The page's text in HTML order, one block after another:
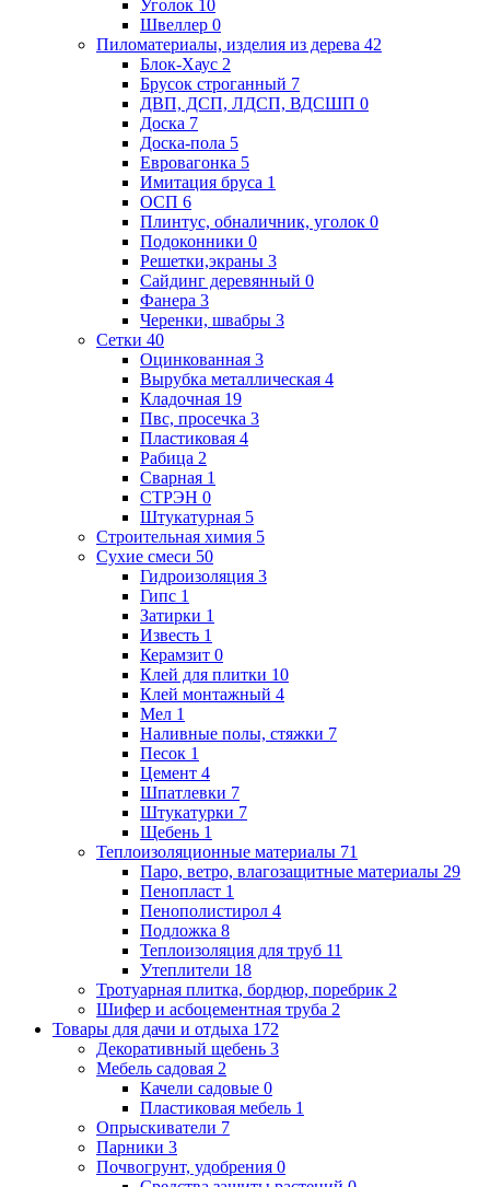
Уголок 10
Швеллер 0
Пиломатериалы, изделия из дерева 42
Блок-Хаус 2
Брусок строганный 7
ДВП, ДСП, ЛДСП, ВДСШП 0
Доска 7
Доска-пола 5
Евровагонка 5
Имитация бруса 1
ОСП 6
Плинтус, обналичник, уголок 0
Подоконники 0
Решетки,экраны 3
Сайдинг деревянный 0
Фанера 3
Черенки, швабры 3
Сетки 40
Оцинкованная 3
Вырубка металлическая 4
Кладочная 19
Пвс, просечка 3
Пластиковая 4
Рабица 2
Сварная 1
СТРЭН 0
Штукатурная 5
Строительная химия 5
Сухие смеси 50
Гидроизоляция 3
Гипс 1
Затирки 1
Известь 1
Керамзит 0
Клей для плитки 10
Клей монтажный 4
Мел 1
Наливные полы, стяжки 7
Песок 1
Цемент 4
Шпатлевки 7
Штукатурки 7
Щебень 1
Теплоизоляционные материалы 71
Паро, ветро, влагозащитные материалы 29
Пенопласт 1
Пенополистирол 4
Подложка 8
Теплоизоляция для труб 11
Утеплители 18
Тротуарная плитка, бордюр, поребрик 2
Шифер и асбоцементная труба 2
Товары для дачи и отдыха 172
Декоративный щебень 3
Мебель садовая 2
Качели садовые 0
Пластиковая мебель 1
Опрыскиватели 7
Парники 3
Почвогрунт, удобрения 0